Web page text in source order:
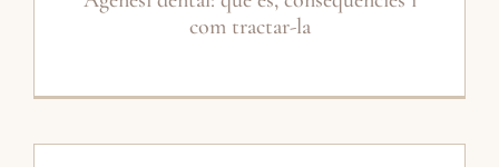
com tractar-la